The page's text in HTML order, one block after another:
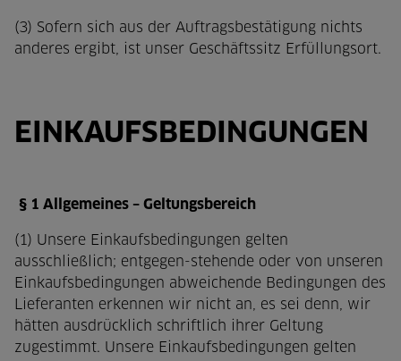
(3) Sofern sich aus der Auftragsbestätigung nichts
anderes ergibt, ist unser Geschäftssitz Erfüllungsort.
EINKAUFSBEDINGUNGEN
§ 1 Allgemeines – Geltungsbereich
(1) Unsere Einkaufsbedingungen gelten
ausschließlich; entgegen-stehende oder von unseren
Einkaufsbedingungen abweichende Bedingungen des
Lieferanten erkennen wir nicht an, es sei denn, wir
hätten ausdrücklich schriftlich ihrer Geltung
zugestimmt. Unsere Einkaufsbedingungen gelten